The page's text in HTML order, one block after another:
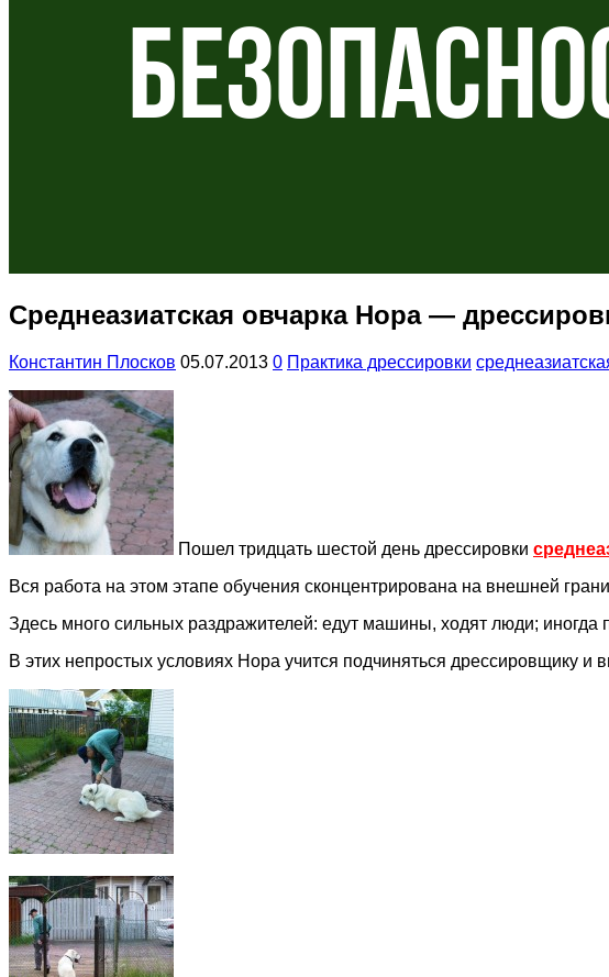
Среднеазиатская овчарка Нора —
Константин Плосков 05.07.2013 0 Практика дрессировки
Пошел тридцать шестой день дрессировки
Вся работа на этом этапе обучения сконцентрирована на внешней
Здесь много сильных раздражителей: едут машины, ходят люди; иногда
В этих непростых условиях Нора учится подчиняться дрессировщику и